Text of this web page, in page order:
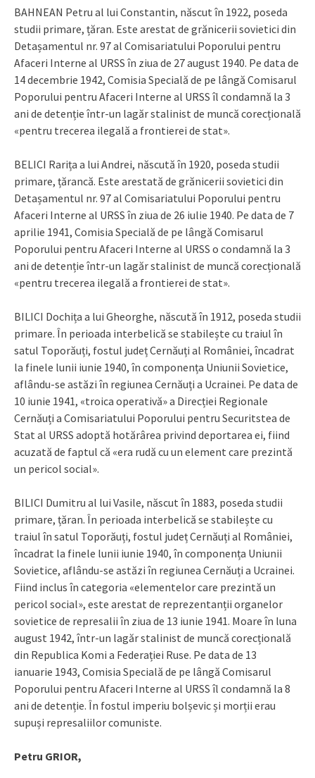
BAHNEAN Petru al lui Constantin, născut în 1922, poseda
studii primare, țăran. Este arestat de grănicerii sovietici din
Detașamentul nr. 97 al Comisariatului Poporului pentru
Afaceri Interne al URSS în ziua de 27 august 1940. Pe data de
14 decembrie 1942, Comisia Specială de pe lângă Comisarul
Poporului pentru Afaceri Interne al URSS îl condamnă la 3
ani de detenție într-un lagăr stalinist de muncă corecțională
«pentru trecerea ilegală a frontierei de stat».
BELICI Rarița a lui Andrei, născută în 1920, poseda studii
primare, țărancă. Este arestată de grănicerii sovietici din
Detașamentul nr. 97 al Comisariatului Poporului pentru
Afaceri Interne al URSS în ziua de 26 iulie 1940. Pe data de 7
aprilie 1941, Comisia Specială de pe lângă Comisarul
Poporului pentru Afaceri Interne al URSS o condamnă la 3
ani de detenție într-un lagăr stalinist de muncă corecțională
«pentru trecerea ilegală a frontierei de stat».
BILICI Dochița a lui Gheorghe, născută în 1912, poseda studii
primare. În perioada interbelică se stabilește cu traiul în
satul Toporăuți, fostul județ Cernăuți al României, încadrat
la finele lunii iunie 1940, în componența Uniunii Sovietice,
aflându-se astăzi în regiunea Cernăuți a Ucrainei. Pe data de
10 iunie 1941, «troica operativă» a Direcției Regionale
Cernăuți a Comisariatului Poporului pentru Securitstea de
Stat al URSS adoptă hotărârea privind deportarea ei, fiind
acuzată de faptul că «era rudă cu un element care prezintă
un pericol social».
BILICI Dumitru al lui Vasile, născut în 1883, poseda studii
primare, țăran. În perioada interbelică se stabilește cu
traiul în satul Toporăuți, fostul județ Cernăuți al României,
încadrat la finele lunii iunie 1940, în componența Uniunii
Sovietice, aflându-se astăzi în regiunea Cernăuți a Ucrainei.
Fiind inclus în categoria «elementelor care prezintă un
pericol social», este arestat de reprezentanții organelor
sovietice de represalii în ziua de 13 iunie 1941. Moare în luna
august 1942, într-un lagăr stalinist de muncă corecțională
din Republica Komi a Federației Ruse. Pe data de 13
ianuarie 1943, Comisia Specială de pe lângă Comisarul
Poporului pentru Afaceri Interne al URSS îl condamnă la 8
ani de detenție. În fostul imperiu bolșevic și morții erau
supuși represaliilor comuniste.
Petru GRIOR,